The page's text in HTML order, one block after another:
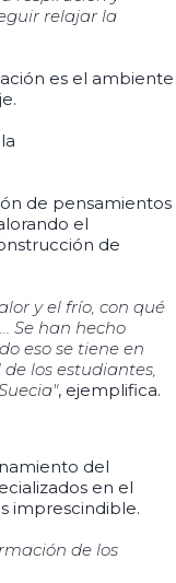
relajar la
es el ambiente
de pensamientos
el
de
y el frío, con qué
Se han hecho
eso se tiene en
los estudiantes,
, ejemplifica.
del
en el
imprescindible.
de los